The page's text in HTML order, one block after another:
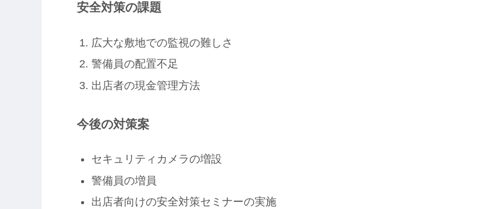
安全対策の課題
広大な敷地での監視の難しさ
警備員の配置不足
出店者の現金管理方法
今後の対策案
セキュリティカメラの増設
警備員の増員
出店者向けの安全対策セミナーの実施